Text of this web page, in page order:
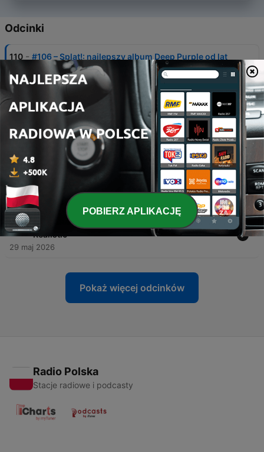
Odcinki
110 - #106 – Splat!: najlepszy album Deep Purple od lat
31 lip 2026
109 - #105 – Wehikuł czasu Paula McCartneya: The
Boys of Dungeon Lane
#104 – Jonathan Wilson – Rare Birds
03 lip 2026
107 - #103 – Możdżer Danielsson Fresco – The Time
19 cze 2026
106 - #102 – Snowy White & The White Flames –
Realistic
29 maj 2026
Pokaż więcej odcinków
Radio Polska
Stacje radiowe i podcasty
POBIERZ APLIKACJĘ